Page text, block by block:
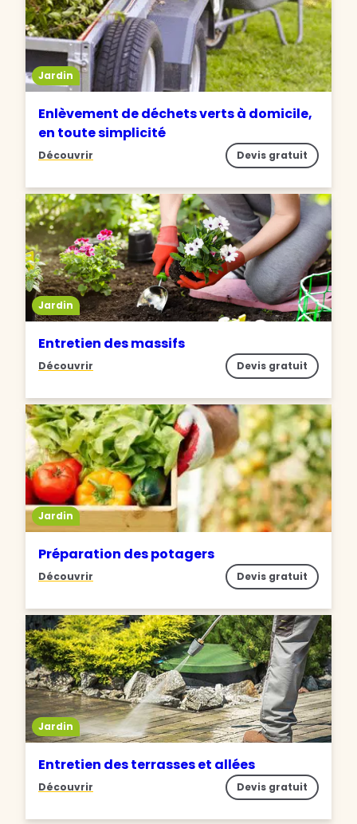
Jardin
Enlèvement de déchets verts à domicile,
en toute simplicité
Découvrir Devis gratuit
Jardin
Entretien des massifs
Découvrir Devis gratuit
Jardin
Préparation des potagers
Découvrir Devis gratuit
Jardin
Entretien des terrasses et allées
Découvrir Devis gratuit